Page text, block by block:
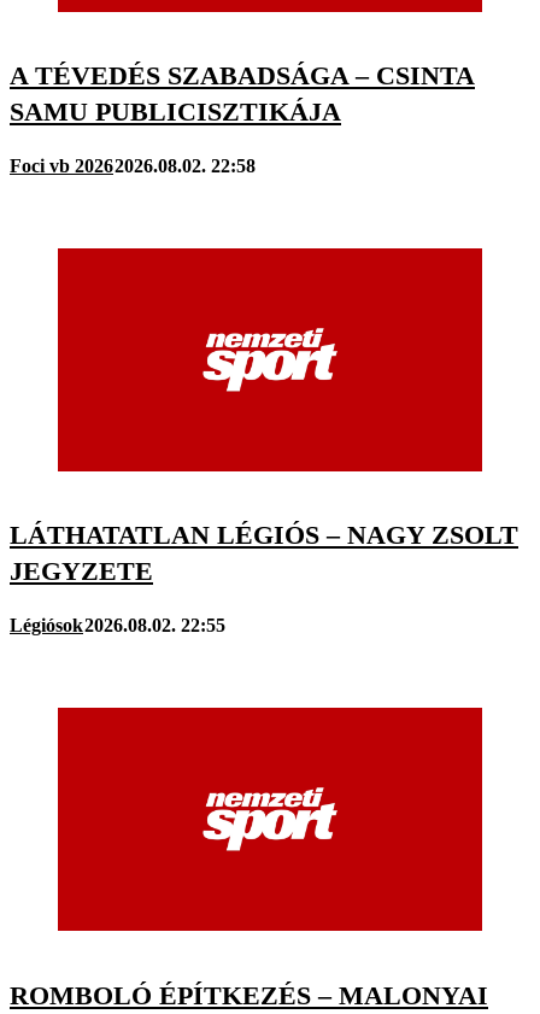
A TÉVEDÉS SZABADSÁGA – CSINTA
SAMU PUBLICISZTIKÁJA
Foci vb 20262026.08.02. 22:58
LÁTHATATLAN LÉGIÓS – NAGY ZSOLT
JEGYZETE
Légiósok2026.08.02. 22:55
ROMBOLÓ ÉPÍTKEZÉS – MALONYAI